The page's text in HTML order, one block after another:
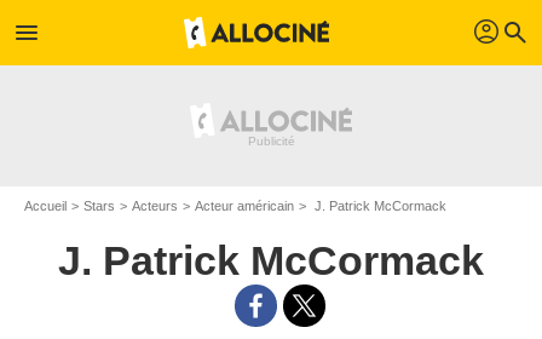
menu profil search
Accueil Stars Acteurs Acteur américain J. Patrick McCormack
J. Patrick McCormack